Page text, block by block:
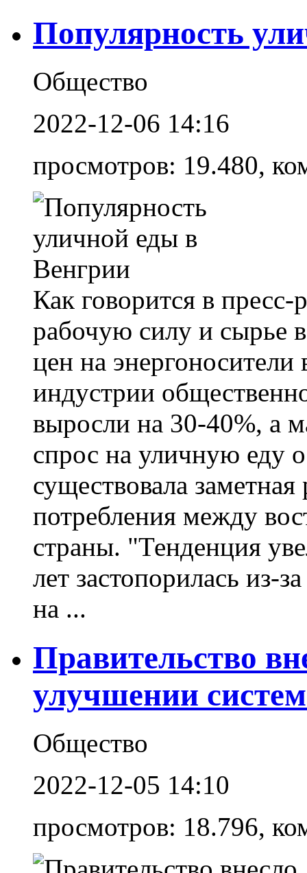
Популярность
Общество
2022-12-06 14:16
просмотров: 19.480,
Как говорится в пресс-
рабочую силу и сырье
цен на
индустрии
выросли на 30-40%, а
спрос на уличную еду
существовала заметная
потребления между
страны. "Тенденция
лет застопорилась из-
на ...
Правительство
улучшении
Общество
2022-12-05 14:10
просмотров: 18.796,